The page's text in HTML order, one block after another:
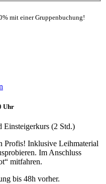
mit einer Gruppenbuchung!
Uhr
Einsteigerkurs (2 Std.)
Profis! Inklusive Leihmaterial
Im Anschluss
mitfahren.
bis 48h vorher.